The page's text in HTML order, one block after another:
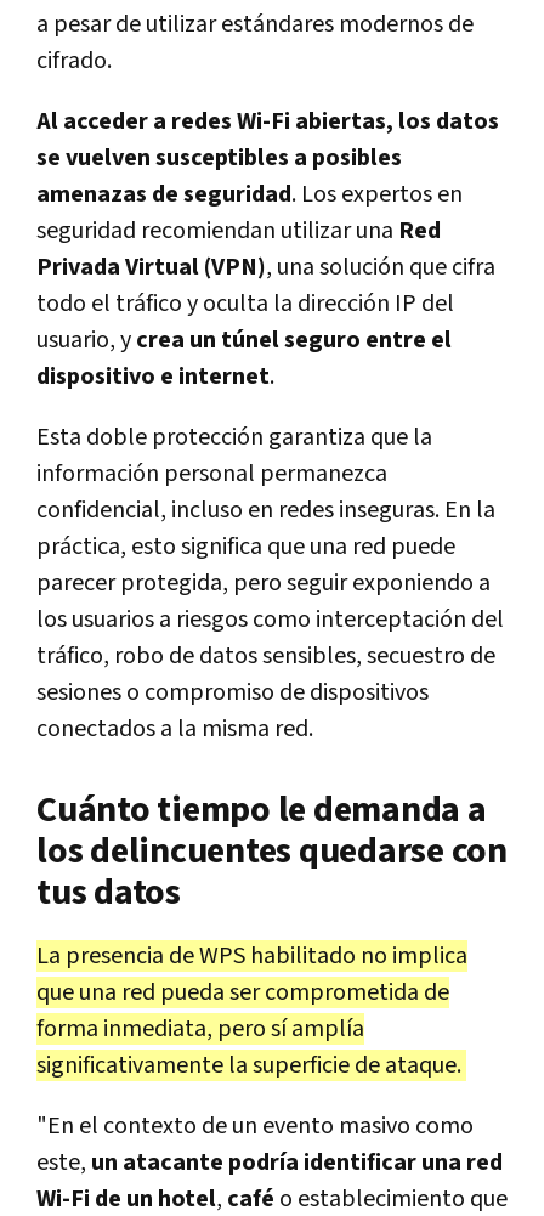
a pesar de utilizar estándares modernos de
cifrado.
Al acceder a redes Wi-Fi abiertas, los datos
se vuelven susceptibles a posibles
amenazas de seguridad. Los expertos en
seguridad recomiendan utilizar una Red
Privada Virtual (VPN), una solución que cifra
todo el tráfico y oculta la dirección IP del
usuario, ycrea un túnel seguro entre el
dispositivo e internet.
Esta doble protección garantiza que la
información personal permanezca
confidencial, incluso en redes inseguras. En la
práctica, esto significa que una red puede
parecer protegida, pero seguir exponiendo a
los usuarios a riesgos como interceptación del
tráfico, robo de datos sensibles, secuestro de
sesiones o compromiso de dispositivos
conectados a la misma red.
Cuánto tiempo le demanda a
los delincuentes quedarse con
tus datos
La presencia de WPS habilitado no implica
que una red pueda ser comprometida de
forma inmediata, pero sí amplía
significativamente la superficie de ataque.
"En el contexto de un evento masivo como
este, un atacante podría identificar una red
Wi-Fi de un hotel, café o establecimiento que